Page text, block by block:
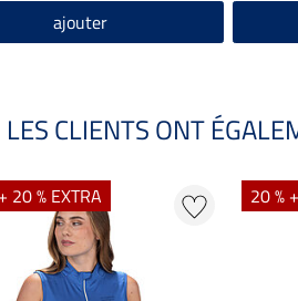
ajouter
LES CLIENTS ONT
20 % EXTRA 20 %